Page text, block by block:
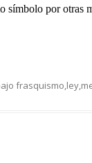
símbolo por
frasquismo,ley,